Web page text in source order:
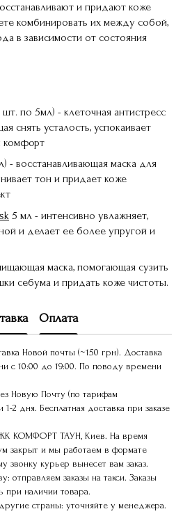
и придают коже
комбинировать их между собой,
в зависимости от состояния
шт. по 5мл) - клеточная антистресс
снять усталость, успокаивает
комфорт
- восстанавливающая маска для
тон и придает коже
5 мл - интенсивно увлажняет,
и делает ее более упругой и
маска, помогающая сузить
себума и придать коже чистоты.
Оплата
Новой почты (~150 грн). Доставка
с 10:00 до 19:00. По поводу времени
Новую Почту (по тарифам
2 дня. Бесплатная доставка при заказе
ЖК КОМФОРТ ТАУН, Киев. На время
закрыт и мы работаем в формате
звонку курьер вынесет вам заказ.
отправляем заказы на такси. Заказы
при наличии товара.
страны: уточняйте у менеджера.